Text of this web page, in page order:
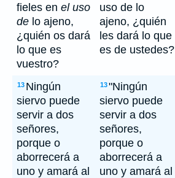
fieles en el uso
de lo ajeno,
¿quién os dará
lo que es
vuestro?
uso de lo
ajeno, ¿quién
les dará lo que
es de ustedes?
13 Ningún
siervo puede
servir a dos
señores,
porque o
aborrecerá a
uno y amará al
13"Ningún
siervo puede
servir a dos
señores,
porque o
aborrecerá a
uno y amará al